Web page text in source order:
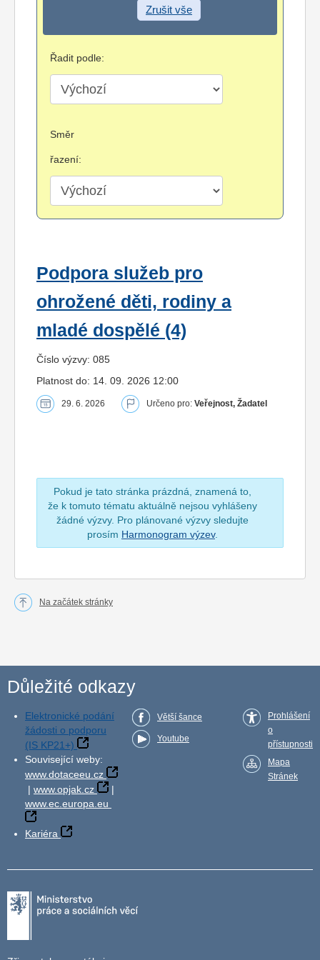
Zrušit vše
Řadit podle:
Směr
řazení:
Podpora služeb pro
ohrožené děti, rodiny a
mladé dospělé (4)
Číslo výzvy: 085
Platnost do: 14. 09. 2026 12:00
29. 6. 2026 Určeno pro: Veřejnost, Žadatel
Pokud je tato stránka prázdná, znamená to,
že k tomuto tématu aktuálně nejsou vyhlášeny
žádné výzvy. Pro plánované výzvy sledujte
prosím Harmonogram výzev.
Na začátek stránky
Důležité odkazy
Elektronické podání
žádosti o podporu
(IS KP21+)
Související weby:
www.dotaceeu.cz
| www.opjak.cz
|
www.ec.europa.eu
Kariéra
Větší šance
Youtube
Prohlášení
o
přístupnosti
Mapa
Stránek